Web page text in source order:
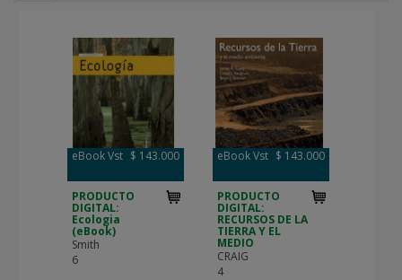
eBook Vst $ 143.000
PRODUCTO
DIGITAL:
Ecologia
(eBook)
Smith
6
eBook Vst $ 143.000
PRODUCTO
DIGITAL:
RECURSOS DE LA
TIERRA Y EL
MEDIO
CRAIG
4